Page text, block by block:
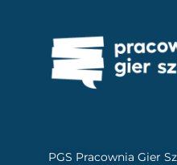
PGS Pracownia Gier